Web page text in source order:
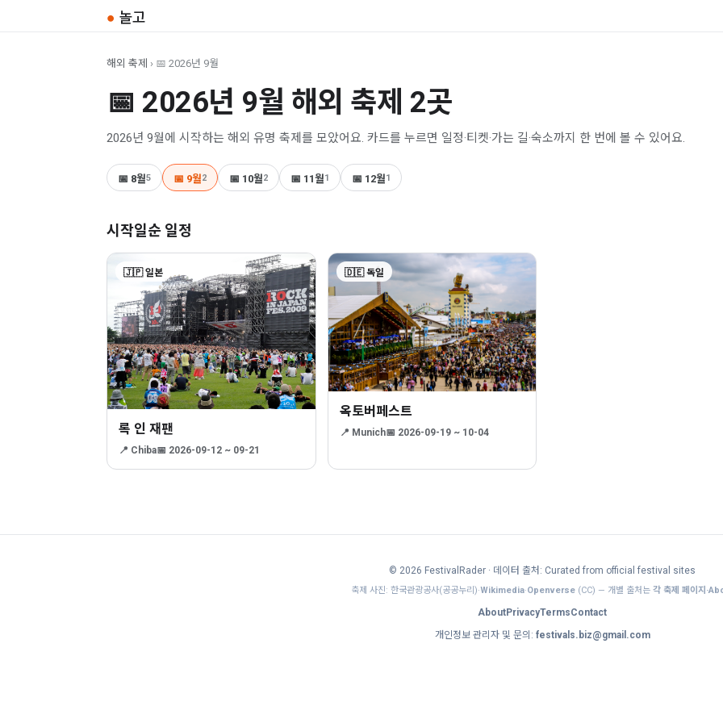
● 놀고
해외 축제 › 📅 2026년 9월
📅 2026년 9월 해외 축제 2곳
2026년 9월에 시작하는 해외 유명 축제를 모았어요. 카드를 누르면 일정·티켓·가는 길·숙소까지 한 번에 볼 수 있어요.
📅 8월5 📅 9월2 📅 10월2 📅 11월1 📅 12월1
시작일순 일정
🇯🇵 일본
록 인 재팬
📍 Chiba📅 2026-09-12 ~ 09-21
🇩🇪 독일
옥토버페스트
📍 Munich📅 2026-09-19 ~ 10-04
© 2026 FestivalRader · 데이터 출처: Curated from official festival sites
축제 사진: 한국관광공사(공공누리)·Wikimedia·Openverse(CC) — 개별 출처는 각 축제 페이지
AboutPrivacyTermsContact
개인정보 관리자 및 문의: festivals.biz@gmail.com